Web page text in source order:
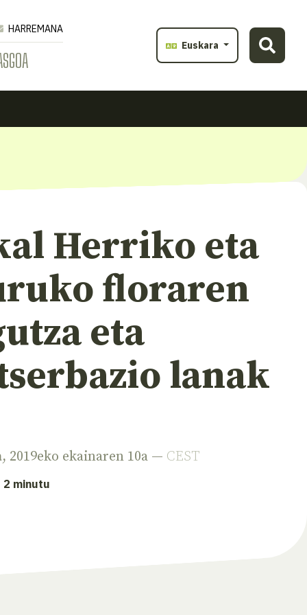
HARREMANA
Euskara
Herriko eta
floraren
eta
lanak
, 2019eko ekainaren 10a — CEST
minutu